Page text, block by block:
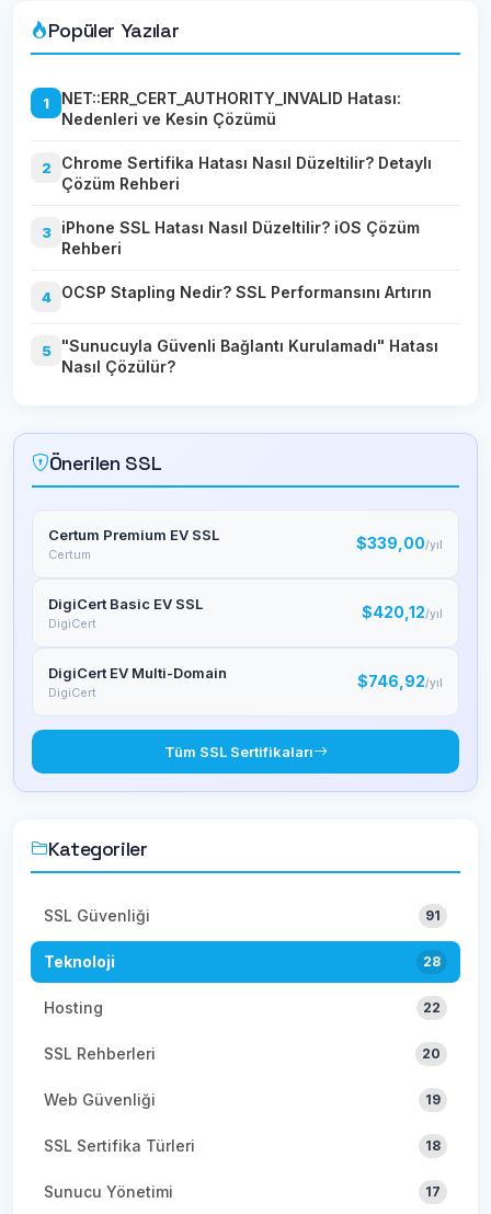
Popüler Yazılar
1
NET::ERR_CERT_AUTHORITY_INVALID Hatası:
Nedenleri ve Kesin Çözümü
2
Chrome Sertifika Hatası Nasıl Düzeltilir? Detaylı
Çözüm Rehberi
3
iPhone SSL Hatası Nasıl Düzeltilir? iOS Çözüm
Rehberi
4 OCSP Stapling Nedir? SSL Performansını Artırın
5
"Sunucuyla Güvenli Bağlantı Kurulamadı" Hatası
Nasıl Çözülür?
Önerilen SSL
Certum Premium EV SSL
Certum
$339,00/yıl
DigiCert Basic EV SSL
DigiCert
$420,12/yıl
DigiCert EV Multi-Domain
DigiCert
$746,92/yıl
Tüm SSL Sertifikaları
Kategoriler
SSL Güvenliği 91
Teknoloji 28
Hosting 22
SSL Rehberleri 20
Web Güvenliği 19
SSL Sertifika Türleri 18
Sunucu Yönetimi 17